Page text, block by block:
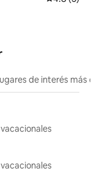
de interés más